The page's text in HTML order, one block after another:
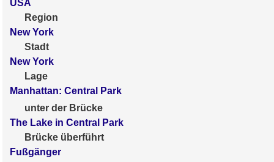
USA
Region
New York
Stadt
New York
Lage
Manhattan: Central Park
unter der Brücke
The Lake in Central Park
Brücke überführt
Fußgänger